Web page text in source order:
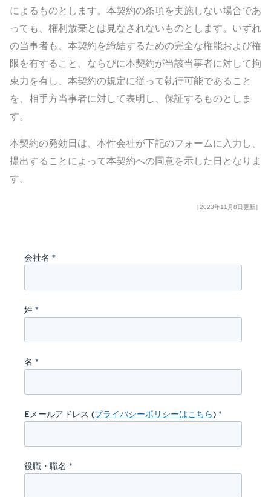
によるものとします。本契約の条項を実施しない場合であ
っても、権利放棄とは見なされないものとします。いずれ
の当事者も、本契約を締結するための完全な権能および権
限を有すること、ならびに本契約が当該当事者に対して拘
束力を有し、本契約の規定に従って執行可能であること
を、相手方当事者に対して表明し、保証するものとしま
す。
本契約の発効日は、本件会社が下記のフォームに入力し、
提出することによって本契約への同意を示した日となりま
す。
［2023年11月8日更新］
会社名 *
姓 *
名 *
Eメールアドレス (プライバシーポリシーはこちら) *
役職・職名 *